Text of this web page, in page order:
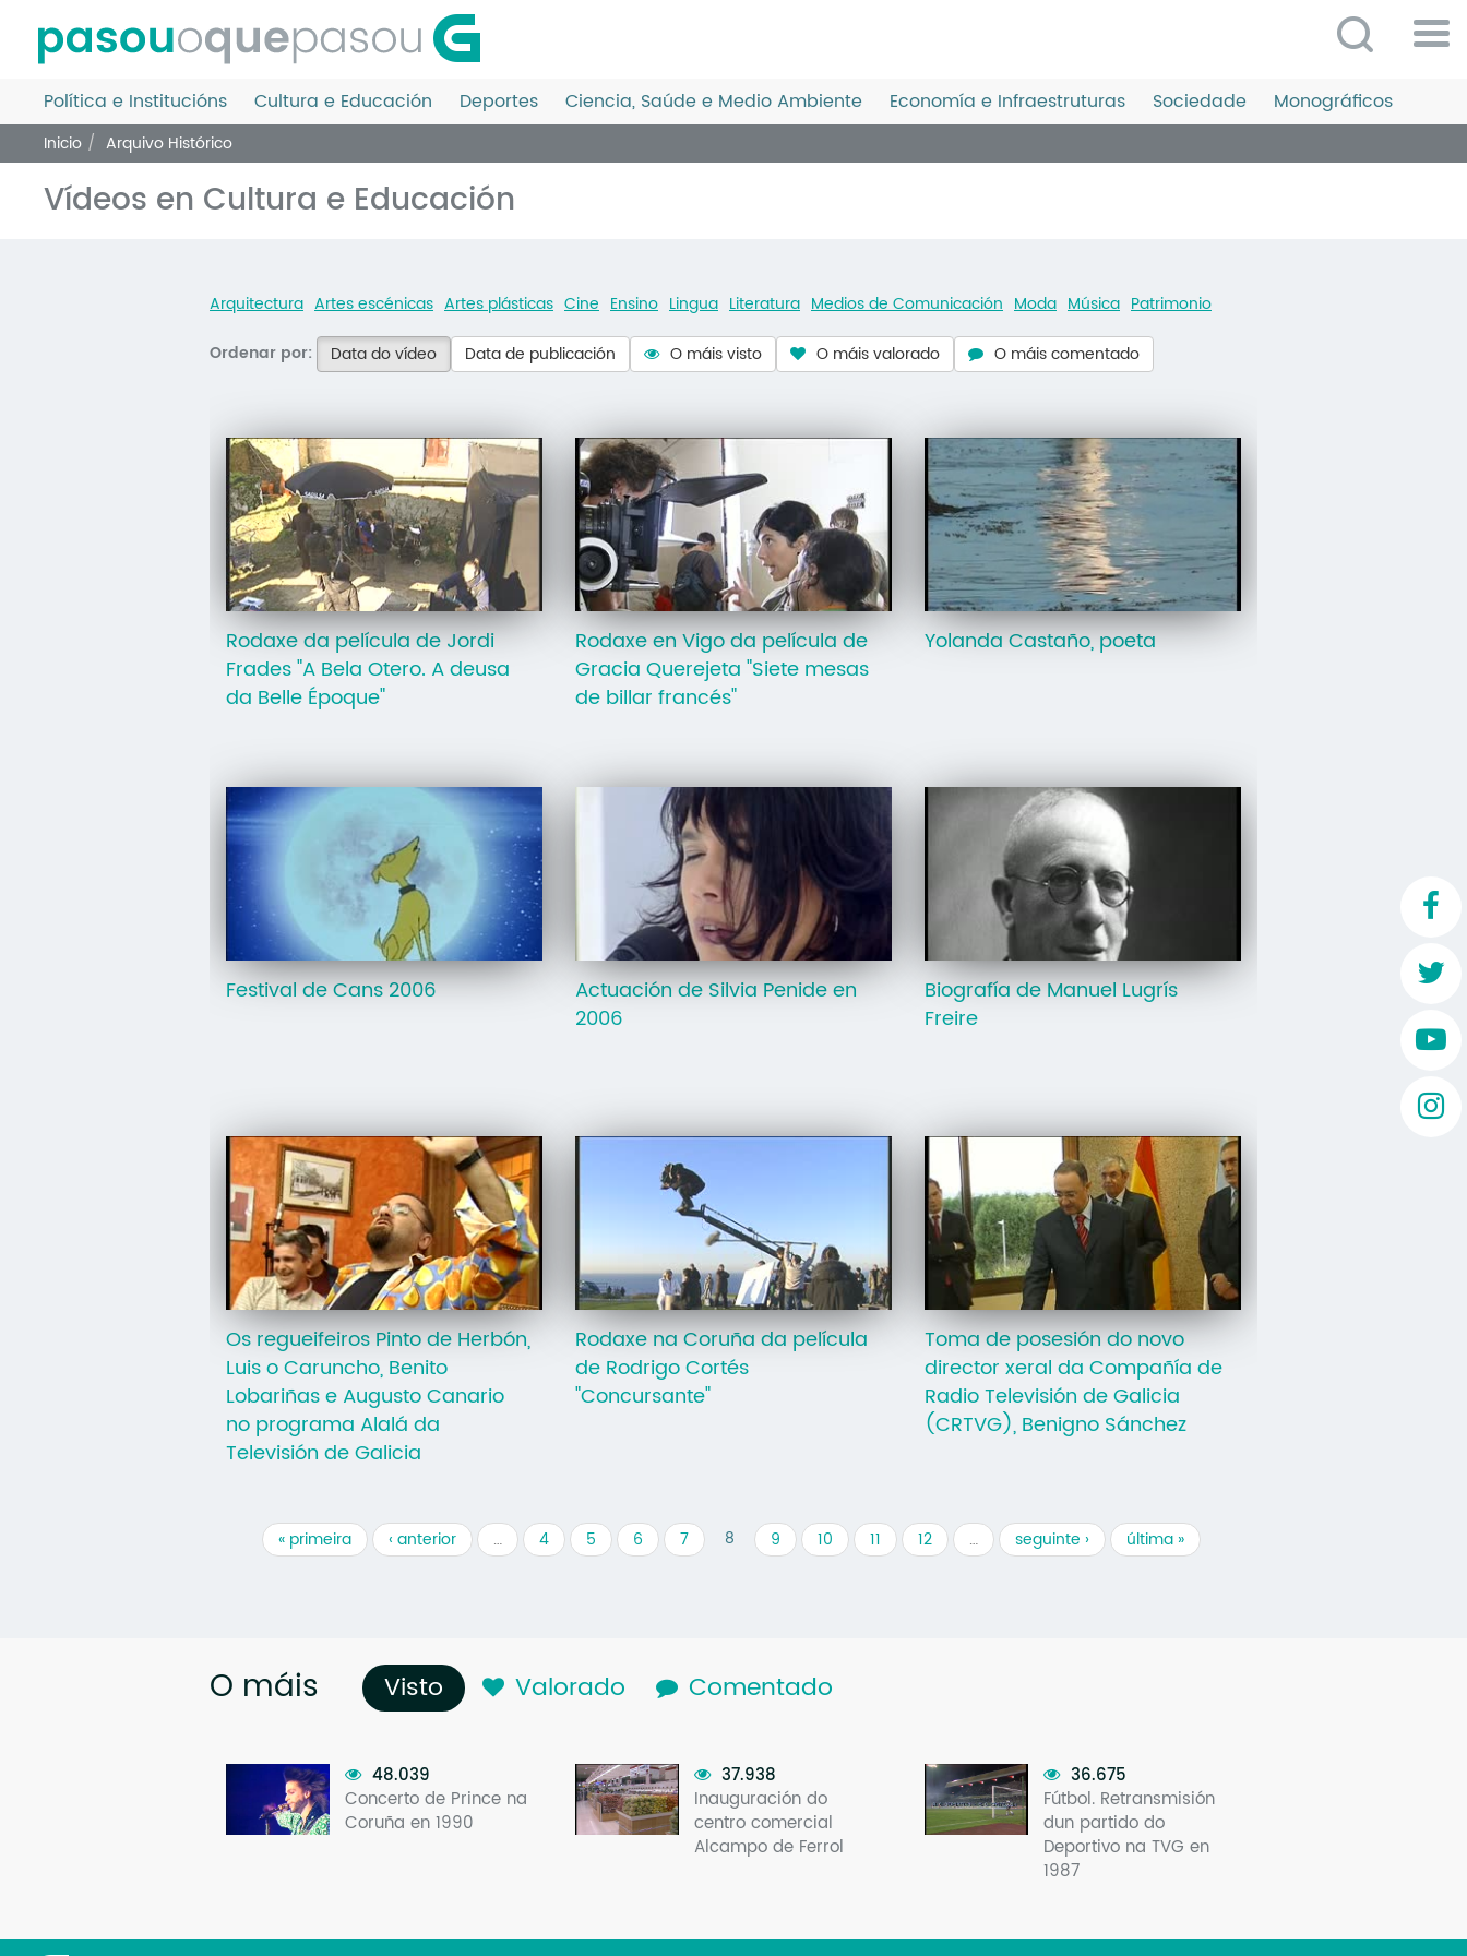
contido
principal
O
Política e Institucións Cultura e Educación Deportes Ciencia, Saúde e Medio Ambiente Economía e Infraestruturas Sociedade Monográficos
Inicio Arquivo Histórico
Vídeos en Cultura e Educación
Arquitectura Artes escénicas Artes plásticas Cine Ensino Lingua Literatura Medios de Comunicación Moda Música Patrimonio
Ordenar por:
Data do vídeo Data de publicación O máis visto O máis valorado O máis comentado
Rodaxe da película de Jordi
Frades "A Bela Otero. A deusa
da Belle Époque"
Rodaxe en Vigo da película de
Gracia Querejeta "Siete mesas
de billar francés"
Yolanda Castaño, poeta
Festival de Cans 2006
Actuación de Silvia Penide en
2006
Biografía de Manuel Lugrís
Freire
Os regueifeiros Pinto de Herbón,
Luis o Caruncho, Benito
Lobariñas e Augusto Canario
no programa Alalá da
Televisión de Galicia
Rodaxe na Coruña da película
de Rodrigo Cortés
"Concursante"
Toma de posesión do novo
director xeral da Compañía de
Radio Televisión de Galicia
(CRTVG), Benigno Sánchez
« primeira ‹ anterior … 4 5 6 7 8 9 10 11 12 … seguinte › última »
O máis Visto (solapa activa)
Valorado Comentado
48.039
Concerto de Prince na
Coruña en 1990
37.938
Inauguración do
centro comercial
Alcampo de Ferrol
36.675
Fútbol. Retransmisión
dun partido do
Deportivo na TVG en
1987